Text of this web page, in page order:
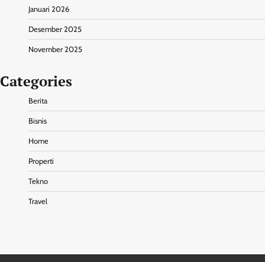
Januari 2026
Desember 2025
November 2025
Categories
Berita
Bisnis
Home
Properti
Tekno
Travel